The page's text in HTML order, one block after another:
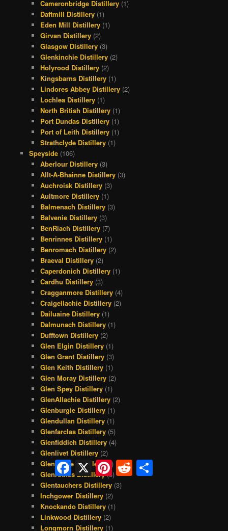
Cameronbridge Distillery (1)
Daftmill Distillery (1)
Eden Mill Distillery (1)
Girvan Distillery (2)
Glasgow Distillery (3)
Glenkinchie Distillery (2)
Holyrood Distillery (2)
Kingsbarns Distillery (1)
Lindores Abbey Distillery (2)
Lochlea Distillery (1)
North British Distillery (1)
Port Dundas Distillery (1)
Port of Leith Distillery (1)
Strathclyde Distillery (1)
Speyside(106)
Aberlour Distillery (3)
Allt-A-Bhainne Distillery (3)
Auchroisk Distillery (3)
Aultmore Distillery (1)
Balmenach Distillery (3)
Balvenie Distillery (3)
BenRiach Distillery (7)
Benrinnes Distillery (1)
Benromach Distillery (2)
Braeval Distillery (2)
Caperdonich Distillery (1)
Cardhu Distillery (3)
Cragganmore Distillery (4)
Craigellachie Distillery (2)
Dailuaine Distillery (1)
Dalmunach Distillery (1)
Dufftown Distillery (2)
Glen Elgin Distillery (1)
Glen Grant Distillery (3)
Glen Keith Distillery (1)
Glen Moray Distillery (2)
Glen Spey Distillery (1)
GlenAllachie Distillery (2)
Glenburgie Distillery (1)
Glendullan Distillery (1)
Glenfarclas Distillery (5)
Glenfiddich Distillery (4)
Glenlivet Distillery (2)
Glenlossie Distillery(2)
Glenrothes Distillery(3)
Glentauchers Distillery (3)
Inchgower Distillery (2)
Knockando Distillery (1)
Linkwood Distillery (2)
Longmorn Distillery (1)
Facebook
X PinterestReddit